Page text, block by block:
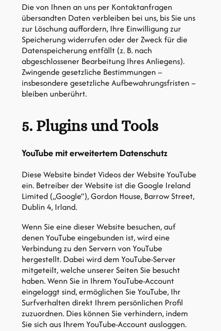
Die von Ihnen an uns per Kontaktanfragen
übersandten Daten verbleiben bei uns, bis Sie uns
zur Löschung auffordern, Ihre Einwilligung zur
Speicherung widerrufen oder der Zweck für die
Datenspeicherung entfällt (z. B. nach
abgeschlossener Bearbeitung Ihres Anliegens).
Zwingende gesetzliche Bestimmungen –
insbesondere gesetzliche Aufbewahrungsfristen –
bleiben unberührt.
5. Plugins und Tools
YouTube mit erweitertem Datenschutz
Diese Website bindet Videos der Website YouTube
ein. Betreiber der Website ist die Google Ireland
Limited („Google”), Gordon House, Barrow Street,
Dublin 4, Irland.
Wenn Sie eine dieser Website besuchen, auf
denen YouTube eingebunden ist, wird eine
Verbindung zu den Servern von YouTube
hergestellt. Dabei wird dem YouTube-Server
mitgeteilt, welche unserer Seiten Sie besucht
haben. Wenn Sie in Ihrem YouTube-Account
eingeloggt sind, ermöglichen Sie YouTube, Ihr
Surfverhalten direkt Ihrem persönlichen Profil
zuzuordnen. Dies können Sie verhindern, indem
Sie sich aus Ihrem YouTube-Account ausloggen.